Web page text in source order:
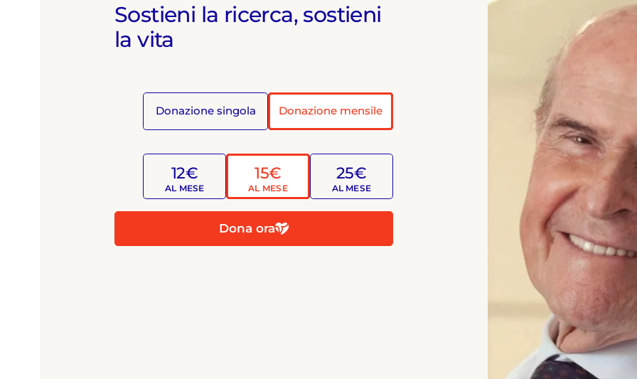
Sostieni la ricerca, sostieni
la vita
Donazione singola Donazione mensile
12€
AL MESE
15€
AL MESE
25€
AL MESE
Dona ora